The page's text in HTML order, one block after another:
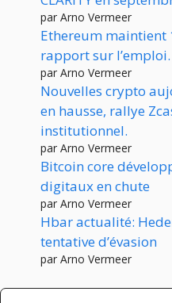
par Arno Vermeer
Ethereum maintient
rapport sur l’emploi.
par Arno Vermeer
Nouvelles crypto
en hausse, rallye
institutionnel.
par Arno Vermeer
Bitcoin core
digitaux en chute
par Arno Vermeer
Hbar actualité:
tentative d’évasion
par Arno Vermeer